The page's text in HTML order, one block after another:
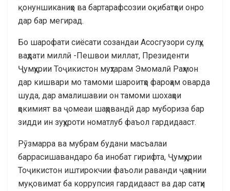
қонуншиканиҳо ва бартарафсозии оқибатҳои онро
дар бар мегирад.
Бо шарофати сиёсати созандаи Асосгузори сулҳу
ваҳдати миллӣ -Пешвои миллат, Президенти
Ҷумҳурии Тоҷикистон муҳтарам Эмомалӣ Раҳмон
дар кишвари мо тамоми шароитҳо фароҳам оварда
шуда, дар амалишавии он тамоми шохаҳои
ҳокимият ва ҷомеаи шаҳрвандӣ дар мубориза бар
зидди ин зуҳуроти номатлуб фаъол гардидааст.
Рӯзмарра ва мубрам будани масъалаи
баррасишавандаро ба инобат гирифта, Ҷумҳурии
Тоҷикистон иштирокчии фаъоли раванди ҷаҳонии
муқовимат ба коррупсия гардидааст ва дар сатҳи